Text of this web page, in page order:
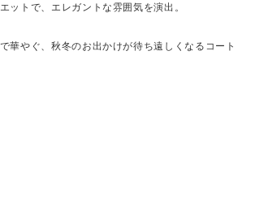
ットで、エレガントな雰囲気を演出。
華やぐ、秋冬のお出かけが待ち遠しくなるコート